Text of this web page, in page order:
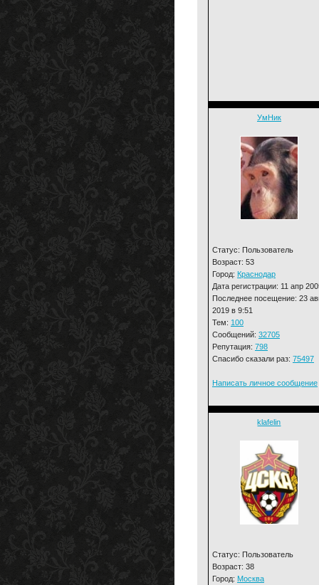
УмНик
Статус: Пользователь
Возраст: 53
Город: Краснодар
Дата регистрации: 11 апр
Последнее посещение: 23
2019 в 9:51
Тем: 100
Сообщений: 32705
Репутация: 798
Спасибо сказали раз: 75497
Написать личное сообщение
klafelin
Статус: Пользователь
Возраст: 38
Город: Москва